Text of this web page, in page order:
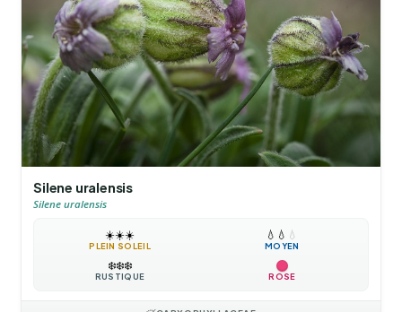
Silene uralensis
Silene uralensis
☀️☀️☀️
PLEIN SOLEIL
💧 💧 💧
MOYEN
❄️❄️❄️
RUSTIQUE ROSE